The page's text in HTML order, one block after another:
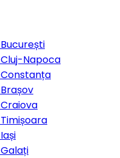
București
Cluj-Napoca
Constanța
Brașov
Craiova
Timișoara
Iași
Galați